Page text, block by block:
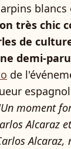
très chic
de
demi-
de
moment
Alcaraz